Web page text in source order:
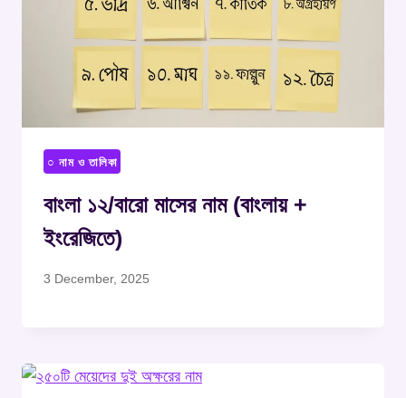
○ নাম ও তালিকা
বাংলা ১২/বারো মাসের নাম (বাংলায় +
ইংরেজিতে)
3 December, 2025